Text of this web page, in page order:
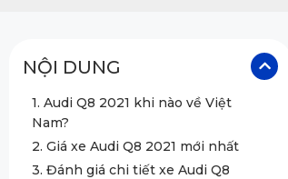
NỘI DUNG
1. Audi Q8 2021 khi nào về Việt
Nam?
2. Giá xe Audi Q8 2021 mới nhất
3. Đánh giá chi tiết xe Audi Q8